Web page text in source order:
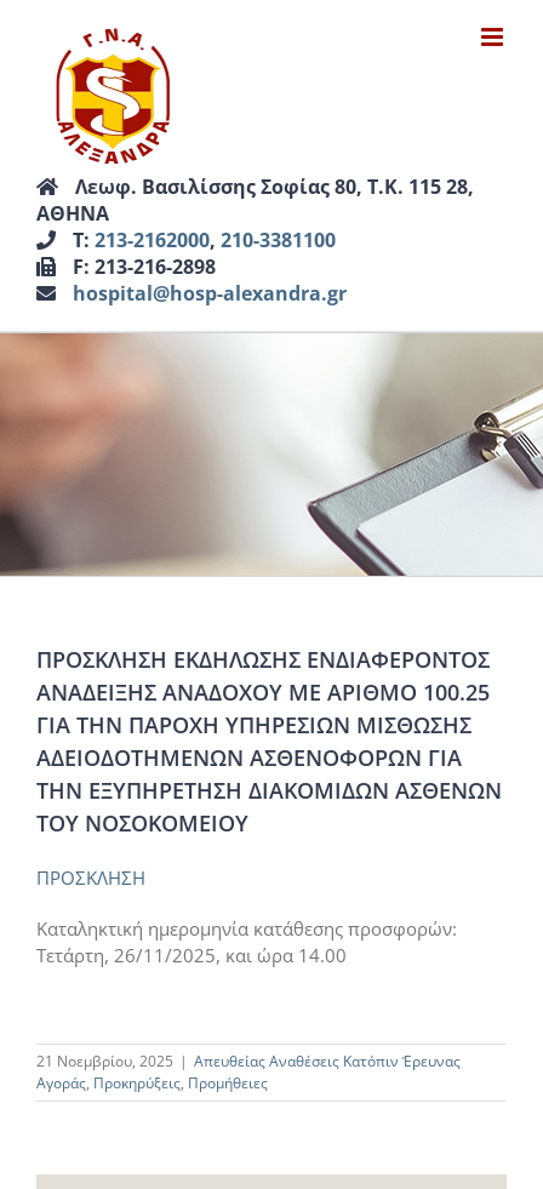
περιεχόμενο
Λεωφ. Βασιλίσσης Σοφίας 80, Τ.Κ. 115 28,
ΑΘΗΝΑ
Τ: 213-2162000, 210-3381100
F: 213-216-2898
hospital@hosp-alexandra.gr
ΠΡΟΣΚΛΗΣΗ ΕΚΔΗΛΩΣΗΣ ΕΝΔΙΑΦΕΡΟΝΤΟΣ
ΑΝΑΔΕΙΞΗΣ ΑΝΑΔΟΧΟΥ ΜΕ ΑΡΙΘΜΟ 100.25
ΓΙΑ ΤΗΝ ΠΑΡΟΧΗ ΥΠΗΡΕΣΙΩΝ ΜΙΣΘΩΣΗΣ
ΑΔΕΙΟΔΟΤΗΜΕΝΩΝ ΑΣΘΕΝΟΦΟΡΩΝ ΓΙΑ
ΤΗΝ ΕΞΥΠΗΡΕΤΗΣΗ ΔΙΑΚΟΜΙΔΩΝ ΑΣΘΕΝΩΝ
ΤΟΥ ΝΟΣΟΚΟΜΕΙΟΥ
ΠΡΟΣΚΛΗΣΗ
Καταληκτική ημερομηνία κατάθεσης προσφορών:
Τετάρτη, 26/11/2025, και ώρα 14.00
21 Νοεμβρίου, 2025 | Απευθείας Αναθέσεις Κατόπιν Έρευνας
Αγοράς, Προκηρύξεις, Προμήθειες